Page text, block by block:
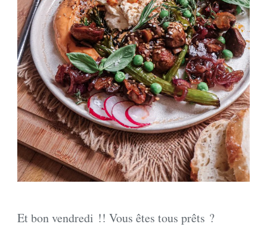
Et bon vendredi !! Vous êtes tous prêts ?